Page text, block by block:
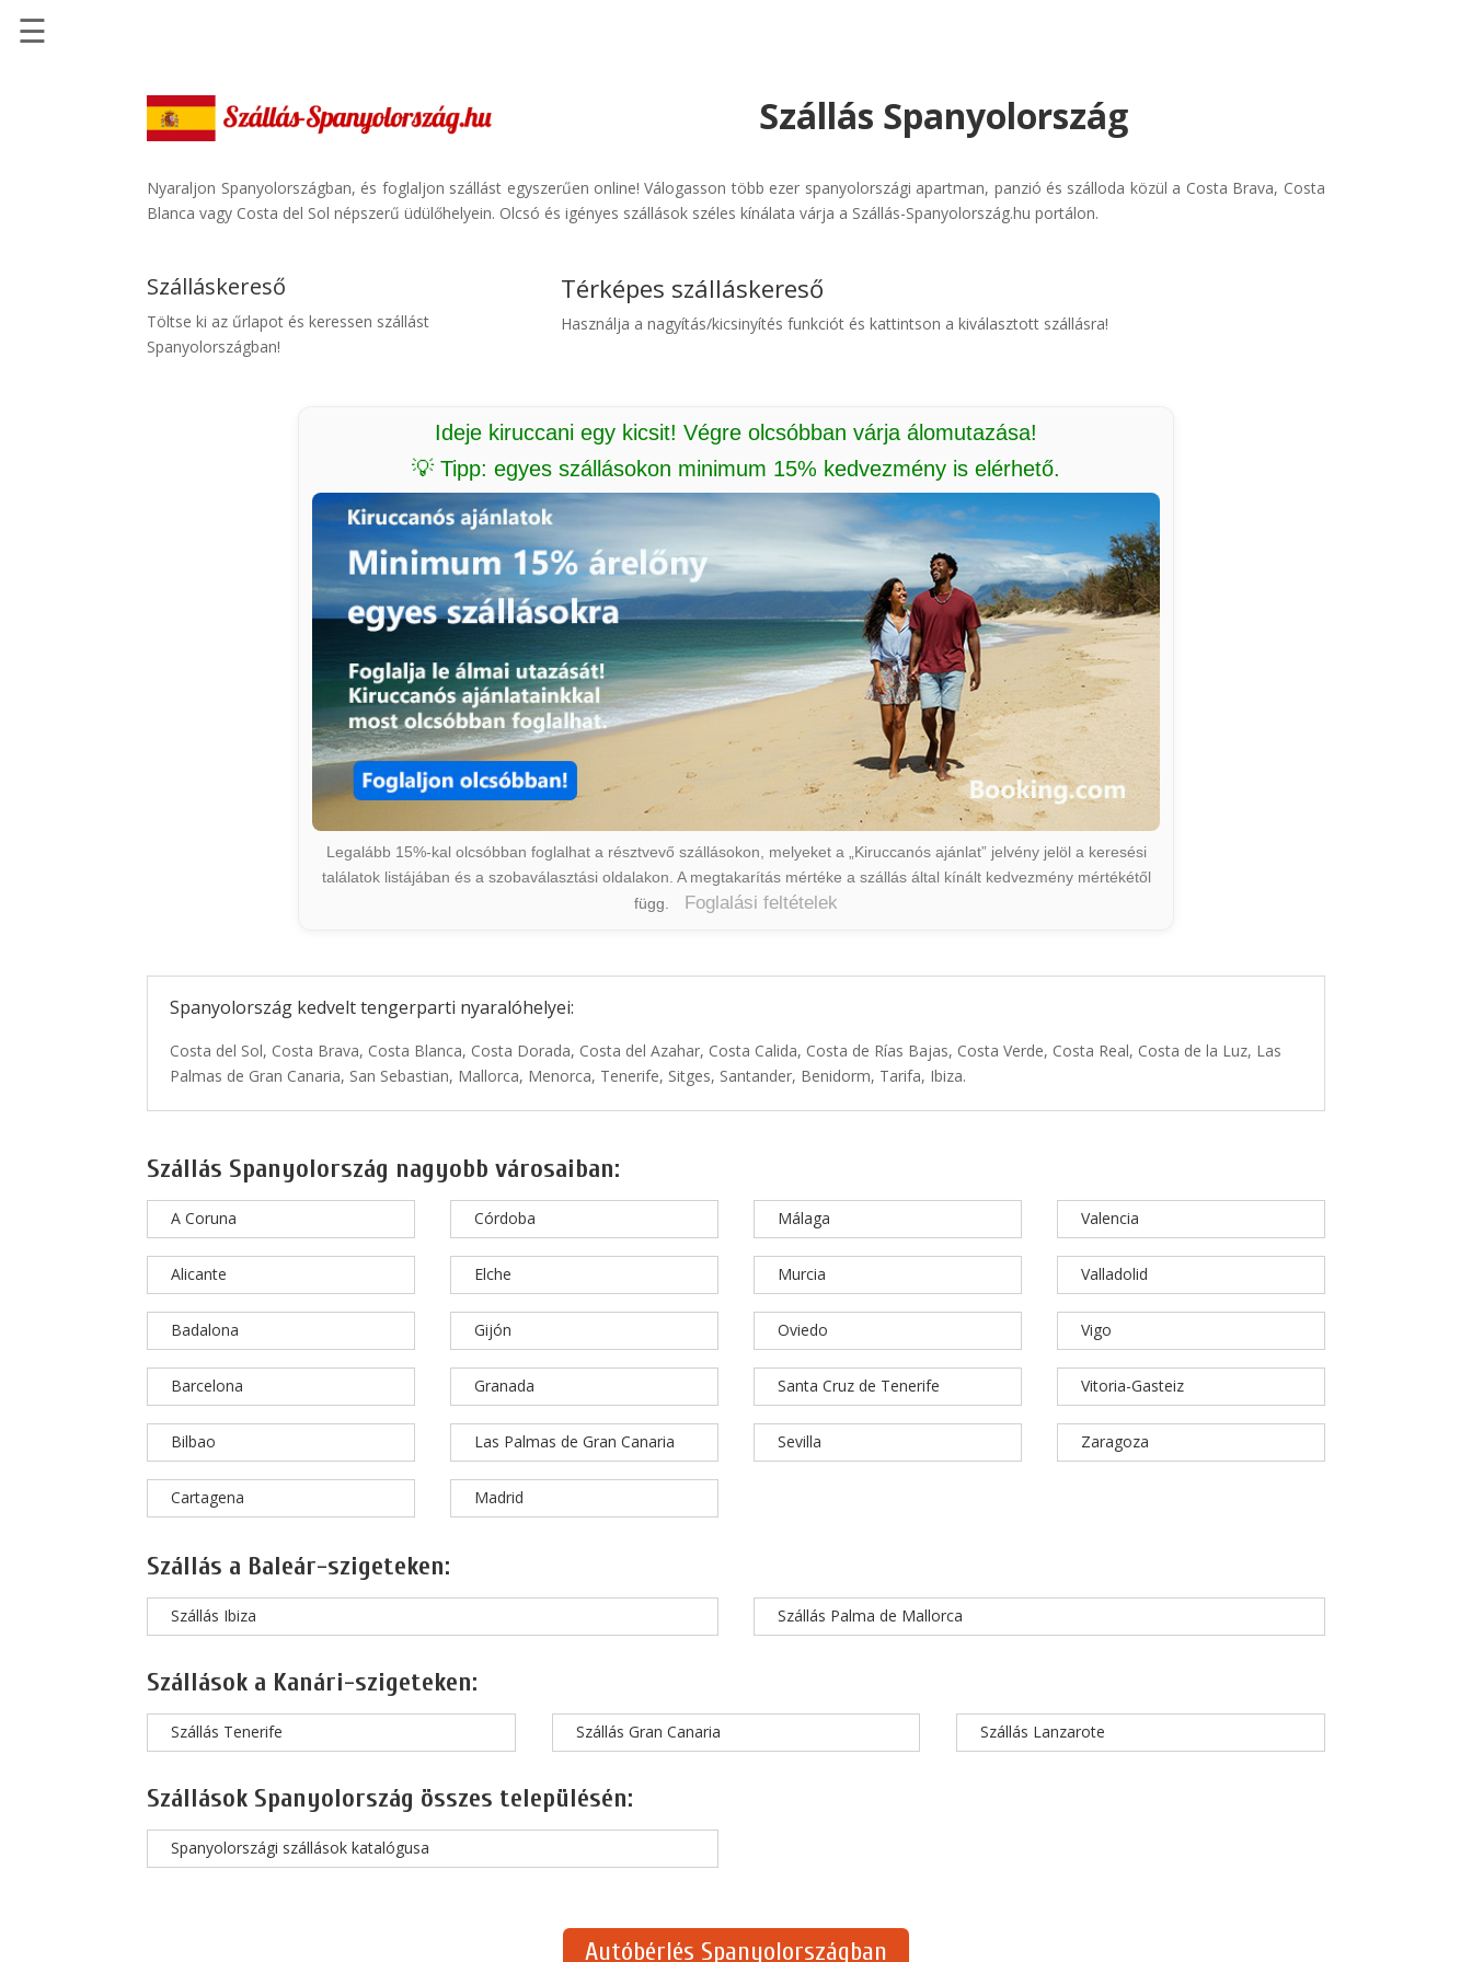
Szállásinfo.eu
Repülőjegy
Autóbérlés
☰
Szállás Spanyolország
Nyaraljon Spanyolországban, és foglaljon szállást egyszerűen online! Válogasson több ezer spanyolországi apartman, panzió és szálloda közül a Costa Brava, Costa
Blanca vagy Costa del Sol népszerű üdülőhelyein. Olcsó és igényes szállások széles kínálata várja a Szállás-Spanyolország.hu portálon.
Szálláskereső
Töltse ki az űrlapot és keressen szállást
Spanyolországban!
Térképes szálláskereső
Használja a nagyítás/kicsinyítés funkciót és kattintson a kiválasztott szállásra!
Ideje kiruccani egy kicsit! Végre olcsóbban várja álomutazása!
💡 Tipp: egyes szállásokon minimum 15% kedvezmény is elérhető.
Legalább 15%-kal olcsóbban foglalhat a résztvevő szállásokon, melyeket a „Kiruccanós ajánlat” jelvény jelöl a keresési
találatok listájában és a szobaválasztási oldalakon. A megtakarítás mértéke a szállás által kínált kedvezmény mértékétől
függ.
Foglalási feltételek
Spanyolország kedvelt tengerparti nyaralóhelyei:
Costa del Sol, Costa Brava, Costa Blanca, Costa Dorada, Costa del Azahar, Costa Calida, Costa de Rías Bajas, Costa Verde, Costa Real, Costa de la Luz, Las
Palmas de Gran Canaria, San Sebastian, Mallorca, Menorca, Tenerife, Sitges, Santander, Benidorm, Tarifa, Ibiza.
Szállás Spanyolország nagyobb városaiban:
A Coruna
Alicante
Badalona
Barcelona
Bilbao
Cartagena
Córdoba
Elche
Gijón
Granada
Las Palmas de Gran Canaria
Madrid
Málaga
Murcia
Oviedo
Santa Cruz de Tenerife
Sevilla
Valencia
Valladolid
Vigo
Vitoria-Gasteiz
Zaragoza
Szállás a Baleár-szigeteken:
Szállás Ibiza Szállás Palma de Mallorca
Szállások a Kanári-szigeteken:
Szállás Tenerife Szállás Gran Canaria Szállás Lanzarote
Szállások Spanyolország összes településén:
Spanyolországi szállások katalógusa
Autóbérlés Spanyolországban